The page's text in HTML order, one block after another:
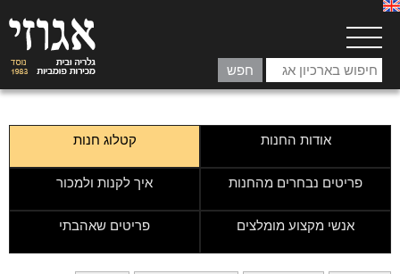
אודות החנות קטלוג חנות
פריטים נבחרים מהחנות איך לקנות ולמכור
אנשי מקצוע מומלצים פריטים שאהבתי